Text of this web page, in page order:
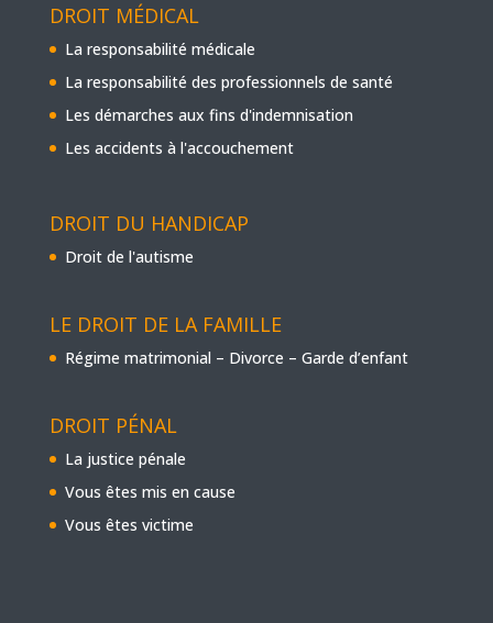
DROIT MÉDICAL
La responsabilité médicale
La responsabilité des professionnels de santé
Les démarches aux fins d'indemnisation
Les accidents à l'accouchement
DROIT DU HANDICAP
Droit de l'autisme
LE DROIT DE LA FAMILLE
Régime matrimonial – Divorce – Garde d’enfant
DROIT PÉNAL
La justice pénale
Vous êtes mis en cause
Vous êtes victime